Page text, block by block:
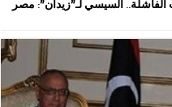
الفاشلة.. السيسي لـ”زيدان”: مصر